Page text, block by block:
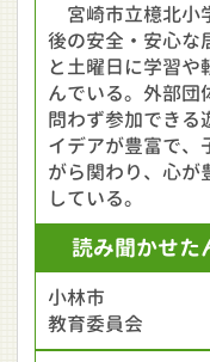
宮崎市立檍北小
後の安全・安心な
と土曜日に学習や
んでいる。外部団
問わず参加できる
イデアが豊富で、
がら関わり、心が
している。
読み聞かせた
小林市
教育委員会